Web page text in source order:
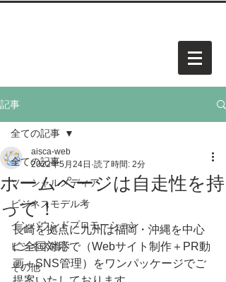
記事
全ての記事
ソーシャルメディア
ビジネスモデル考
インバウンドプロモーション
ビジネス雑学
その他
全ての記事
ホームページは自走性を持
って！
aisca-web
2022年5月24日 読了時間: 2分
長崎を拠点に九州は福岡・沖縄を中心
に全国対応で（Webサイト制作＋PR動
画＋SNS管理）をワンパッケージでご